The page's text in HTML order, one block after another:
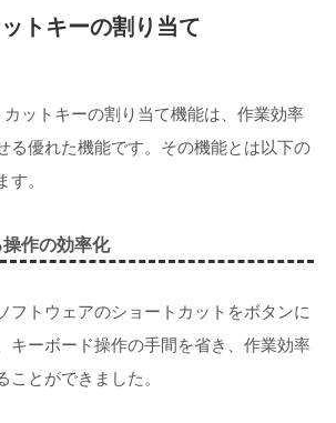
トキーの割り当て
ットキーの割り当て機能は、作業効率
る優れた機能です。その機能とは以下の
す。
作の効率化
フトウェアのショートカットをボタンに
キーボード操作の手間を省き、作業効率
ことができました。